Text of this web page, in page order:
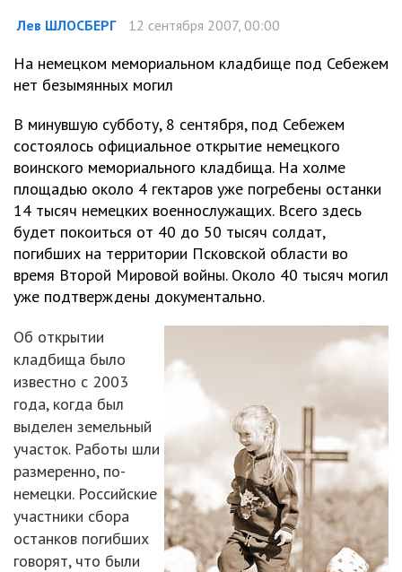
Лев ШЛОСБЕРГ 12 сентября 2007, 00:00
На немецком мемориальном кладбище под Себежем
нет безымянных могил
В минувшую субботу, 8 сентября, под Себежем
состоялось официальное открытие немецкого
воинского мемориального кладбища. На холме
площадью около 4 гектаров уже погребены останки
14 тысяч немецких военнослужащих. Всего здесь
будет покоиться от 40 до 50 тысяч солдат,
погибших на территории Псковской области во
время Второй Мировой войны. Около 40 тысяч могил
уже подтверждены документально.
Об открытии
кладбища было
известно с 2003
года, когда был
выделен земельный
участок. Работы шли
размеренно, по-
немецки. Российские
участники сбора
останков погибших
говорят, что были